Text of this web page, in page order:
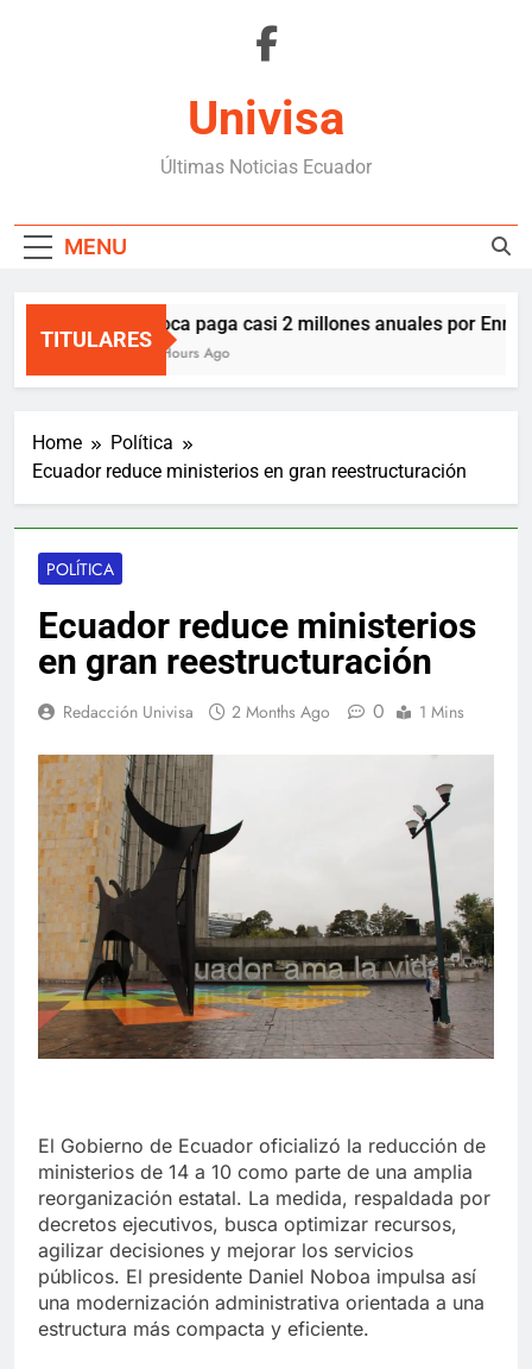
Univisa
Últimas Noticias Ecuador
MENU
TITULARES
Boca paga casi 2 millones anuales por Enner
2 Hours Ago
Home
Política
Ecuador reduce ministerios en gran reestructuración
POLÍTICA
Ecuador reduce ministerios
en gran reestructuración
Redacción Univisa 2 Months Ago 0 1 Mins
El Gobierno de Ecuador oficializó la reducción de
ministerios de 14 a 10 como parte de una amplia
reorganización estatal. La medida, respaldada por
decretos ejecutivos, busca optimizar recursos,
agilizar decisiones y mejorar los servicios
públicos. El presidente Daniel Noboa impulsa así
una modernización administrativa orientada a una
estructura más compacta y eficiente.